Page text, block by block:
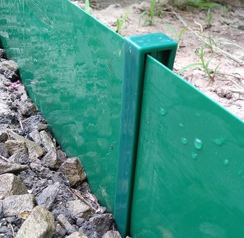
Выберите город
Обратный звонокЗаказать обратный звонок
Каталог
Семена
Грунты
Газонные травы, сидераты
Горшки, рассадники, аксессуары
Посадочный материал
Садовый инструмент, инвентарь